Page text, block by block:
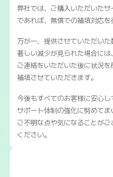
弊社では、ご購入いただいた
であれば、無償での補填対応を
万が一、提供させていただい
著しい減少が見られた場合には、
ご連絡をいただいた後に状況
補填させていただきます。
今後もすべてのお客様に安心
サポート体制の強化に努めてま
ご不明な点や気になることが
ください。